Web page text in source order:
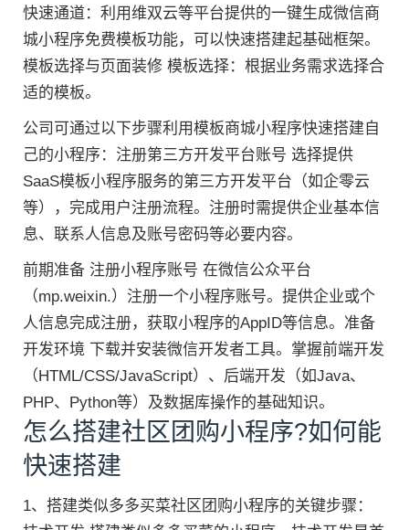
快速通道：利用维双云等平台提供的一键生成微信商
城小程序免费模板功能，可以快速搭建起基础框架。
模板选择与页面装修 模板选择：根据业务需求选择合
适的模板。
公司可通过以下步骤利用模板商城小程序快速搭建自
己的小程序：注册第三方开发平台账号 选择提供
SaaS模板小程序服务的第三方开发平台（如企零云
等），完成用户注册流程。注册时需提供企业基本信
息、联系人信息及账号密码等必要内容。
前期准备 注册小程序账号 在微信公众平台
（mp.weixin.）注册一个小程序账号。提供企业或个
人信息完成注册，获取小程序的AppID等信息。准备
开发环境 下载并安装微信开发者工具。掌握前端开发
（HTML/CSS/JavaScript）、后端开发（如Java、
PHP、Python等）及数据库操作的基础知识。
怎么搭建社区团购小程序?如何能
快速搭建
1、搭建类似多多买菜社区团购小程序的关键步骤：